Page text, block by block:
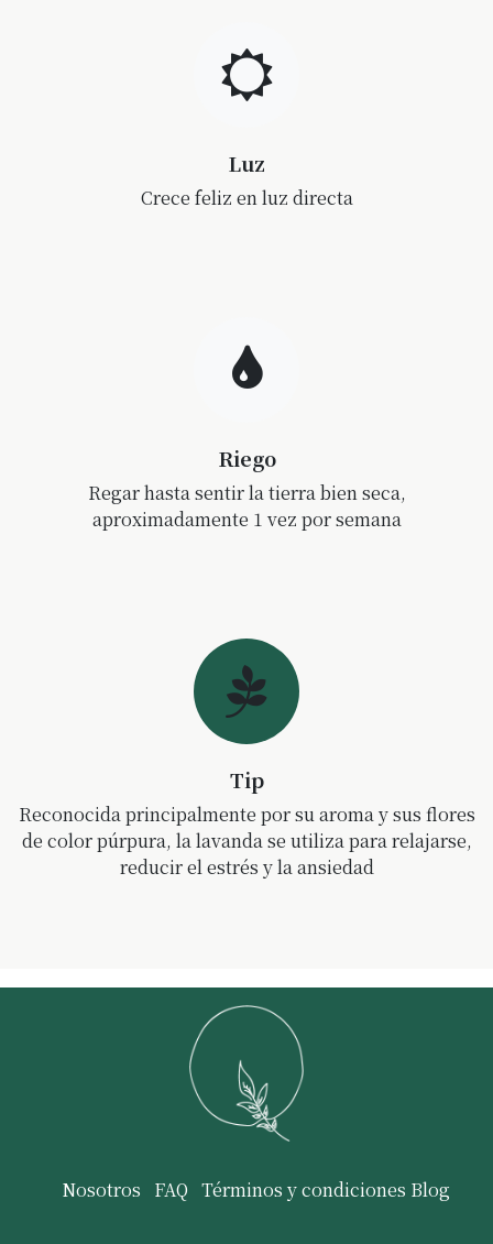
Luz
Crece feliz en luz directa
Riego
Regar hasta sentir la tierra bien seca,
aproximadamente 1 vez por semana
Tip
Reconocida principalmente por su aroma y sus flores
de color púrpura, la lavanda se utiliza para relajarse,
reducir el estrés y la ansiedad
Nosotros FAQ Términos y condiciones Blog